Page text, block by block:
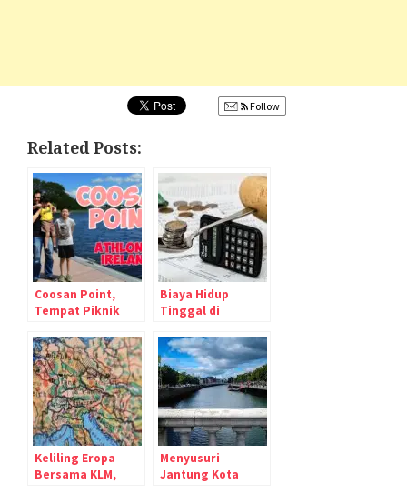
Follow
Related Posts:
Coosan Point,
Tempat Piknik
Athlone – Irlandia
Biaya Hidup
Tinggal di
(Kota Athlone,
Westmeath)
Keliling Eropa
Bersama KLM,
Menyusuri
Jantung Kota